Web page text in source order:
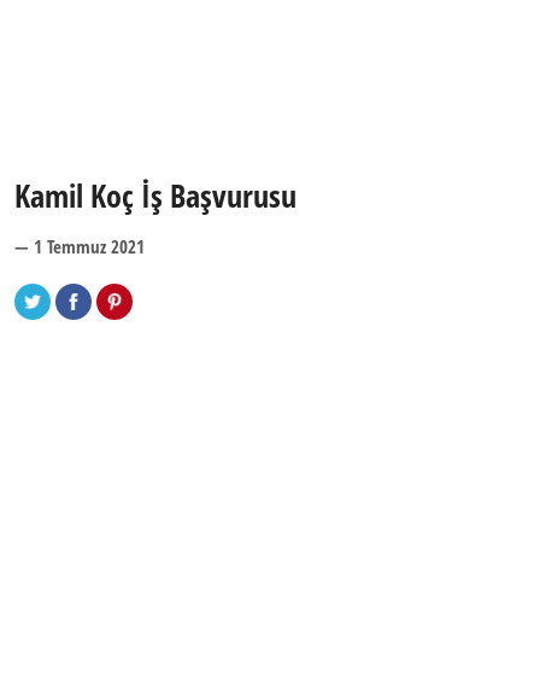
Kamil Koç İş Başvurusu
— 1 Temmuz 2021